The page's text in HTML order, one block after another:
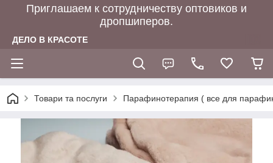
Приглашаем к сотрудничеству оптовиков и
дропшиперов.
ДЕЛО В КРАСОТЕ
Товари та послуги Парафинотерапия ( все для